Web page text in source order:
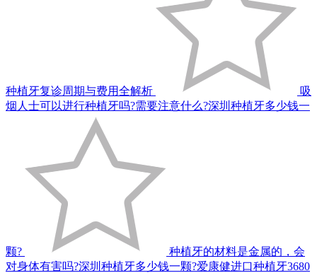
种植牙复诊周期与费用全解析
吸
烟人士可以进行种植牙吗?需要注意什么?深圳种植牙多少钱一
颗?
种植牙的材料是金属的，会
对身体有害吗?深圳种植牙多少钱一颗?爱康健进口种植牙3680